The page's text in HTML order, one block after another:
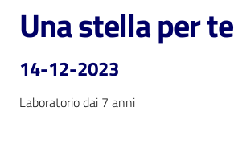
Cosa
puoi
fare
Salta al contenuto
Una stella per te
14-12-2023
Laboratorio dai 7 anni